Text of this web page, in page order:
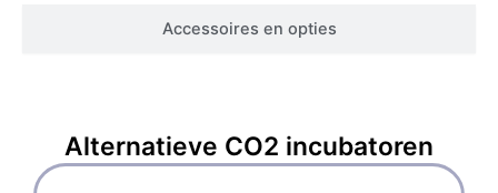
Accessoires en opties
Alternatieve CO2 incubatoren